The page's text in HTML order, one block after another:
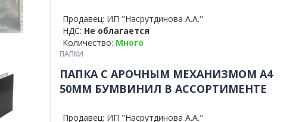
Продавец: ИП "Насрутдинова А.А."
НДС: Не облагается
Количество: Много
ПАПКИ
ПАПКА С АРОЧНЫМ МЕХАНИЗМОМ А4
50ММ БУМВИНИЛ В АССОРТИМЕНТЕ
Продавец: ИП "Насрутдинова А.А."